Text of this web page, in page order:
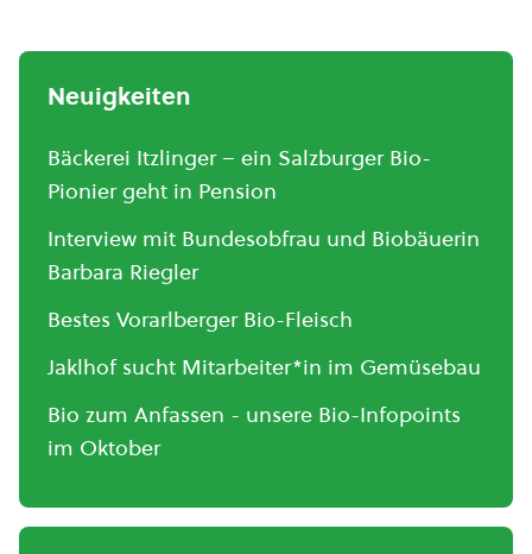
Neuigkeiten
Bäckerei Itzlinger – ein Salzburger Bio-
Pionier geht in Pension
Interview mit Bundesobfrau und Biobäuerin
Barbara Riegler
Bestes Vorarlberger Bio-Fleisch
Jaklhof sucht Mitarbeiter*in im Gemüsebau
Bio zum Anfassen - unsere Bio-Infopoints
im Oktober